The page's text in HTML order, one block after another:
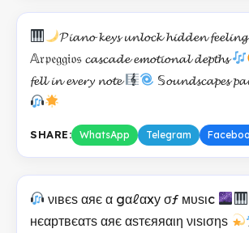
𝓟𝓲𝓪𝓷𝓸 𝓴𝓮𝔂𝓼 𝓾𝓷𝓵𝓸𝓬𝓴 𝓱𝓲𝓭𝓭𝓮𝓷
𝔸𝔯𝔭𝔢𝔤𝔤𝔦𝔬𝔰 𝓬𝓪𝓼𝓬𝓪𝓭𝓮 𝓮𝓶𝓸𝓽𝓲𝓸𝓷𝓪𝓵 𝓭𝓮𝓹𝓽𝓱𝓼
𝓯𝓮𝓵𝓵 𝓲𝓷 𝓮𝓿𝓮𝓻𝔂 𝓷𝓸𝓽𝓮
𝕊𝓸𝓾𝓷𝓭𝓼𝓬𝓪𝓹𝓮𝓼
SHARE: WhatsApp Telegram
νιвєѕ αяє α gαℓαxу σƒ мυѕιc
нєαртвєαтѕ αяє αѕтєяяαιη νιѕισηѕ